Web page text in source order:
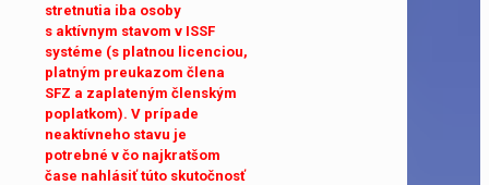
stretnutia iba osoby
s aktívnym stavom v ISSF
systéme (s platnou licenciou,
platným preukazom člena
SFZ a zaplateným členským
poplatkom). V prípade
neaktívneho stavu je
potrebné v čo najkratšom
čase nahlásiť túto skutočnosť